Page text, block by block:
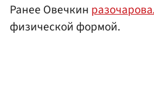
Ранее Овечкин
физической формой.